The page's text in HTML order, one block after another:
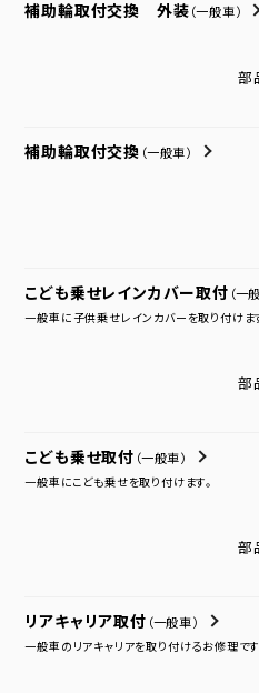
補助輪取付交換 外装 （一般車）
部
補助輪取付交換 （一般車）
こども乗せレインカバー取付 （一
一般車に子供乗せレインカバーを取り付けま
部
こども乗せ取付 （一般車）
一般車にこども乗せを取り付けます。
部
リアキャリア取付 （一般車）
一般車のリアキャリアを取り付けるお修理です